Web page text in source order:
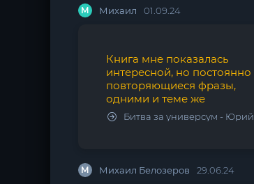
М Михаил 01.09.24
Книга мне показалась
интересной, но постоянно
повторяющиеся фразы,
одними и теме же
Битва за универсум - Юрий Тарарев, Александр Тарарев
М Михаил Белозеров 29.06.24